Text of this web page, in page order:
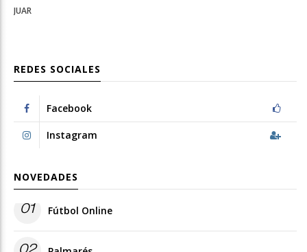
JUAR
REDES SOCIALES
Facebook
Instagram
NOVEDADES
01 Fútbol Online